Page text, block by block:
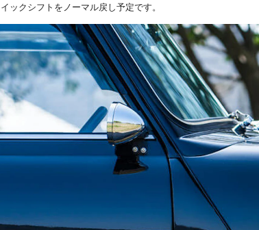
ックシフトをノーマル戻し予定です。